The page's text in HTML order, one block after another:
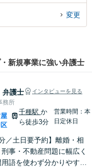
変更
新規事業に強い弁護士
弁護士 インタビューを見る
務所
千種駅 か
ら徒歩3分
営業時間：本
日定休日
／土日要予約】離婚・相
事・不動産問題に幅広く
語を使わず分かりやすく